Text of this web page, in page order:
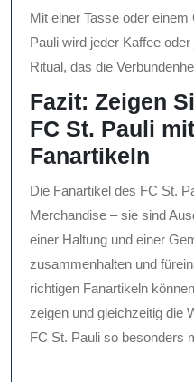
Mit einer Tasse oder
Pauli wird jeder Kaffee
Ritual, das die
Fazit: Zeigen
FC St. Pauli
Fanartikeln
Die Fanartikel des FC St.
Merchandise – sie sind
einer Haltung und einer
zusammenhalten und
richtigen Fanartikeln
zeigen und gleichzeitig die
FC St. Pauli so besonders